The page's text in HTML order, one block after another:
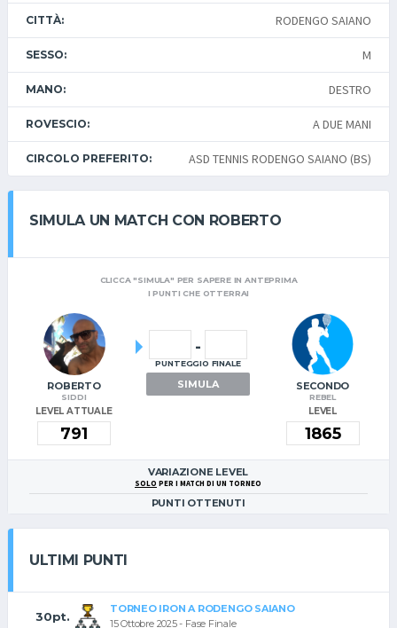
CITTÀ: RODENGO SAIANO
SESSO: M
MANO: DESTRO
ROVESCIO: A DUE MANI
CIRCOLO PREFERITO: ASD TENNIS RODENGO SAIANO (BS)
SIMULA UN MATCH CON ROBERTO
CLICCA "SIMULA" PER SAPERE IN ANTEPRIMA
I PUNTI CHE OTTERRAI
ROBERTO
SIDDI
LEVEL ATTUALE
-
PUNTEGGIO FINALE
SIMULA SECONDO
REBEL
LEVEL
VARIAZIONE LEVEL
SOLO PER I MATCH DI UN TORNEO
PUNTI OTTENUTI
ULTIMI PUNTI
30pt.
TORNEO IRON A RODENGO SAIANO
15 Ottobre 2025 - Fase Finale